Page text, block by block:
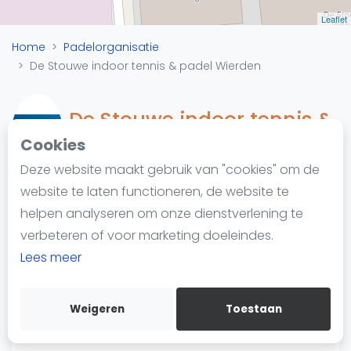
Cookies
Deze website maakt gebruik van "cookies" om de
website te laten functioneren, de website te
helpen analyseren om onze dienstverlening te
verbeteren of voor marketing doeleindes.
Lees meer
Weigeren Toestaan
Blog artikelen
Vragen over padel
Padelgear
Informatie
Over ons
Contact
Adverteren
Insights
WhatsApp
Join WhatsApp Community
Leaflet
Home
Padelorganisatie
De Stouwe indoor tennis & padel Wierden
De Stouwe indoor tennis &
padel Wierden
Padelketen
Handelsweg 10
7641 AB Wierden